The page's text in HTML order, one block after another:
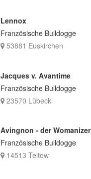
Lennox
Französische Bulldogge
53881 Euskirchen
Jacques v. Avantime
Französische Bulldogge
23570 Lübeck
Avingnon - der Womanizer
Französische Bulldogge
14513 Teltow